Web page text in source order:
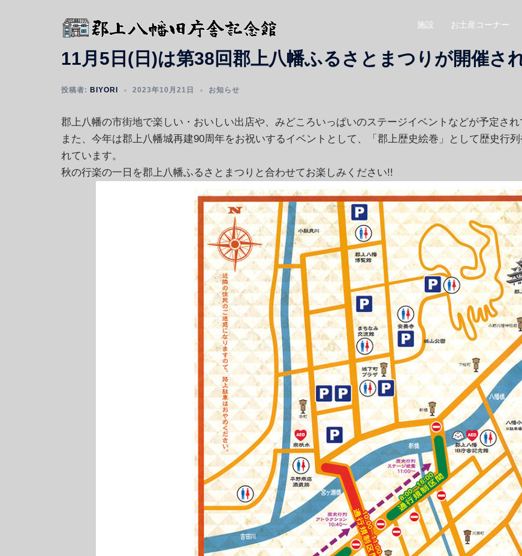
施設 お土産コーナー
11月5日(日)は第38回郡上八幡ふるさとまつりが開催さ
投稿者: BIYORI 2023年10月21日 お知らせ
郡上八幡の市街地で楽しい・おいしい出店や、みどころいっぱいのステージイベントなどが予定され
また、今年は郡上八幡城再建90周年をお祝いするイベントとして、「郡上歴史絵巻」として歴史行
れています。
秋の行楽の一日を郡上八幡ふるさとまつりと合わせてお楽しみください!!